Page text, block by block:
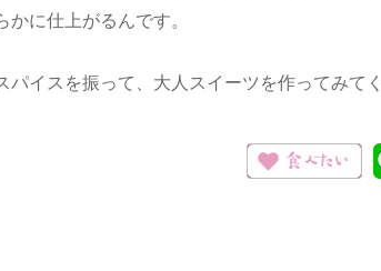
かに仕上がるんです。
パイスを振って、大人スイーツを作ってみて